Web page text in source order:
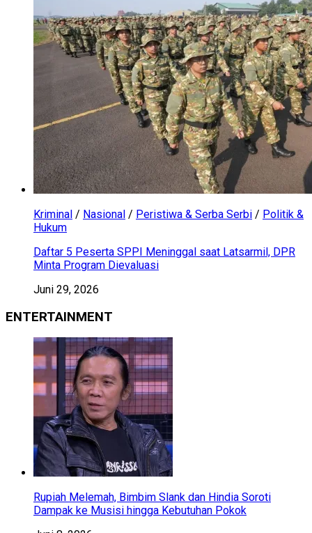
Kriminal / Nasional / Peristiwa & Serba Serbi / Politik &
Hukum
Daftar 5 Peserta SPPI Meninggal saat Latsarmil, DPR
Minta Program Dievaluasi
Juni 29, 2026
ENTERTAINMENT
Rupiah Melemah, Bimbim Slank dan Hindia Soroti
Dampak ke Musisi hingga Kebutuhan Pokok